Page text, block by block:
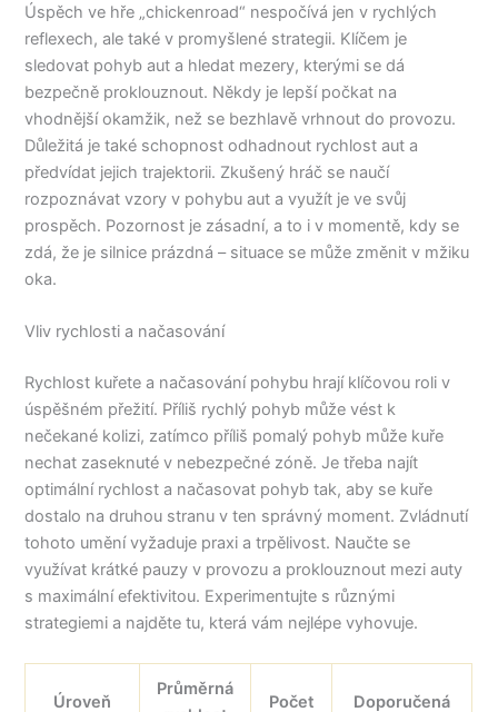
Úspěch ve hře „chickenroad“ nespočívá jen v rychlých
reflexech, ale také v promyšlené strategii. Klíčem je
sledovat pohyb aut a hledat mezery, kterými se dá
bezpečně proklouznout. Někdy je lepší počkat na
vhodnější okamžik, než se bezhlavě vrhnout do provozu.
Důležitá je také schopnost odhadnout rychlost aut a
předvídat jejich trajektorii. Zkušený hráč se naučí
rozpoznávat vzory v pohybu aut a využít je ve svůj
prospěch. Pozornost je zásadní, a to i v momentě, kdy se
zdá, že je silnice prázdná – situace se může změnit v mžiku
oka.
Vliv rychlosti a načasování
Rychlost kuřete a načasování pohybu hrají klíčovou roli v
úspěšném přežití. Příliš rychlý pohyb může vést k
nečekané kolizi, zatímco příliš pomalý pohyb může kuře
nechat zaseknuté v nebezpečné zóně. Je třeba najít
optimální rychlost a načasovat pohyb tak, aby se kuře
dostalo na druhou stranu v ten správný moment. Zvládnutí
tohoto umění vyžaduje praxi a trpělivost. Naučte se
využívat krátké pauzy v provozu a proklouznout mezi auty
s maximální efektivitou. Experimentujte s různými
strategiemi a najděte tu, která vám nejlépe vyhovuje.
Úroveň
Průměrná
Počet
Doporučená